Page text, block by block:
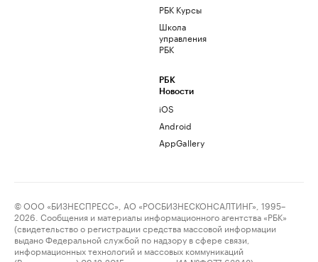
РБК Курсы
Школа
управления
РБК
РБК
Новости
iOS
Android
AppGallery
© ООО «БИЗНЕСПРЕСС», АО «РОСБИЗНЕСКОНСАЛТИНГ», 1995–
2026. Сообщения и материалы информационного агентства «РБК»
(свидетельство о регистрации средства массовой информации
выдано Федеральной службой по надзору в сфере связи,
информационных технологий и массовых коммуникаций